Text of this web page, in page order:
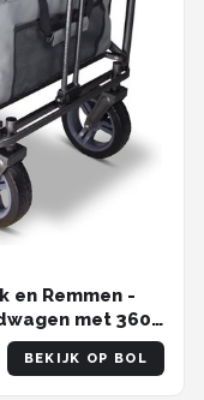
en Remmen -
met 360°
kg
BEKIJK OP BOL